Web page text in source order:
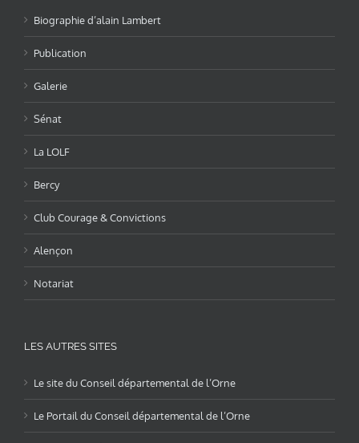
Biographie d’alain Lambert
Publication
Galerie
Sénat
La LOLF
Bercy
Club Courage & Convictions
Alençon
Notariat
LES AUTRES SITES
Le site du Conseil départemental de l’Orne
Le Portail du Conseil départemental de l’Orne